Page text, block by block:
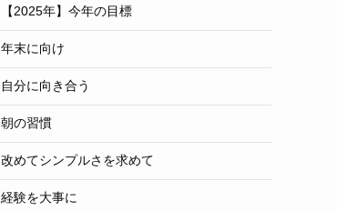
【2025年】今年の目標
年末に向け
自分に向き合う
朝の習慣
改めてシンプルさを求めて
経験を大事に